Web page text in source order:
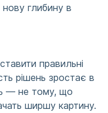
глибину в
правильні
рішень зростає в
— не тому, що
ширшу картину.